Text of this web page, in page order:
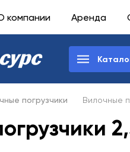
компании Аренда
погрузчики Вилочные